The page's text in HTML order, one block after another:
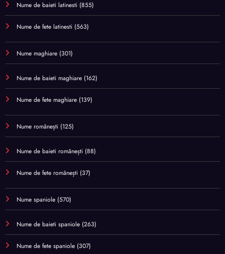
Nume de baieti latinesti (855)
Nume de fete latinesti (563)
Nume maghiare (301)
Nume de baieti maghiare (162)
Nume de fete maghiare (139)
Nume românești (125)
Nume de baieti românești (88)
Nume de fete românești (37)
Nume spaniole (570)
Nume de baieti spaniole (263)
Nume de fete spaniole (307)